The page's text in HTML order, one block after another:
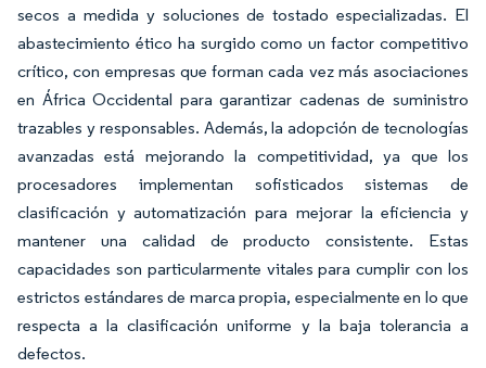
secos a medida y soluciones de tostado especializadas. El
abastecimiento ético ha surgido como un factor competitivo
crítico, con empresas que forman cada vez más asociaciones
en África Occidental para garantizar cadenas de suministro
trazables y responsables. Además, la adopción de tecnologías
avanzadas está mejorando la competitividad, ya que los
procesadores implementan sofisticados sistemas de
clasificación y automatización para mejorar la eficiencia y
mantener una calidad de producto consistente. Estas
capacidades son particularmente vitales para cumplir con los
estrictos estándares de marca propia, especialmente en lo que
respecta a la clasificación uniforme y la baja tolerancia a
defectos.